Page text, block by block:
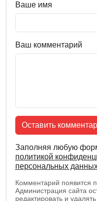
Ваше имя
Ваш комментарий
Оставить
Заполняя любую
политикой
персональных
Комментарий появится
Администрация сайта
редактировать и